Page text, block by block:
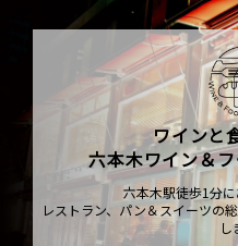
ワインと
六本木ワイン＆
六本木駅徒歩1分に
レストラン、パン＆スイーツの
し